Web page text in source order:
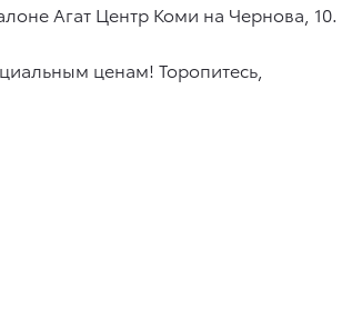
Агат Центр Коми на Чернова, 10.
ценам! Торопитесь,